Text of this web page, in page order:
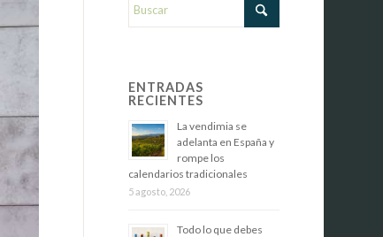
ENTRADAS
RECIENTES
La vendimia se
adelanta en España y
rompe los
calendarios tradicionales
5 agosto, 2026
Todo lo que debes